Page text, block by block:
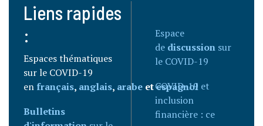
Liens rapides
:
Espaces thématiques
sur le COVID-19
en français, anglais, arabe etespagnol
Bulletins
Espace
de discussion sur
le COVID-19
COVID-19 et
inclusion
financière : ce